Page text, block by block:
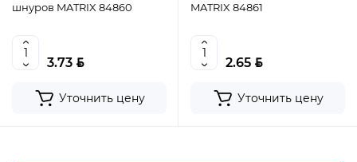
шнуров MATRIX 84860
3.73 BYN
Уточнить цену
MATRIX 84861
2.65 BYN
Уточнить цену